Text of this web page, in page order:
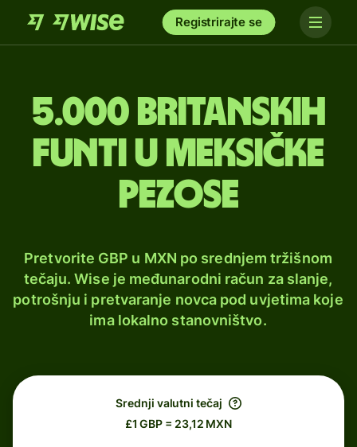
Registrirajte se
5.000 britanskih
funti u meksičke
pezose
Pretvorite GBP u MXN po srednjem tržišnom
tečaju. Wise je međunarodni račun za slanje,
potrošnju i pretvaranje novca pod uvjetima koje
ima lokalno stanovništvo.
Srednji valutni tečaj
£1 GBP = 23,12 MXN